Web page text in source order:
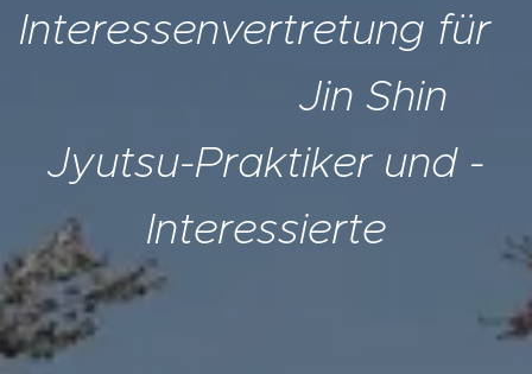
Interessenvertretung für
Jin Shin
Jyutsu-Praktiker und -
Interessierte